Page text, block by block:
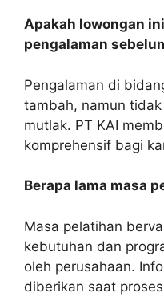
Apakah lowongan
pengalaman
Pengalaman di
tambah, namun
mutlak. PT KAI
komprehensif bagi
Berapa lama masa
Masa pelatihan
kebutuhan dan
oleh perusahaan.
diberikan saat